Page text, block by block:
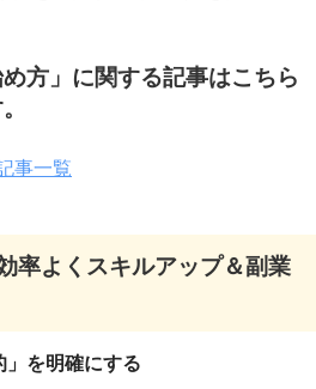
め方」に関する記事はこちら
事一覧
率よくスキルアップ＆副業
」を明確にする